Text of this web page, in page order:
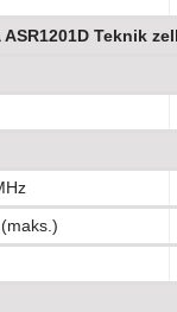
ASR1201D Teknik